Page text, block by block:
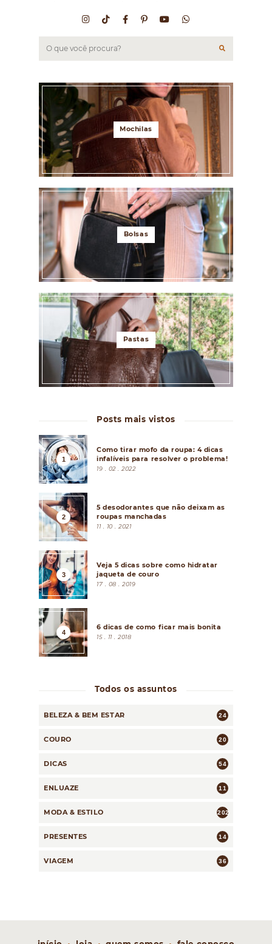
Mochilas
Bolsas
Pastas
Posts mais vistos
Como tirar mofo da roupa: 4 dicas
infalíveis para resolver o problema!
19 . 02 . 2022
5 desodorantes que não deixam as
roupas manchadas
11 . 10 . 2021
Veja 5 dicas sobre como hidratar
jaqueta de couro
17 . 08 . 2019
6 dicas de como ficar mais bonita
15 . 11 . 2018
Todos os assuntos
BELEZA & BEM ESTAR 24
COURO 20
DICAS 54
ENLUAZE 11
MODA & ESTILO 202
PRESENTES 14
VIAGEM 36